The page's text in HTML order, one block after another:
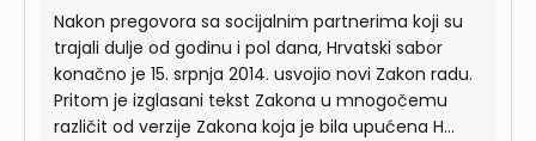
Nakon pregovora sa socijalnim partnerima koji su
trajali dulje od godinu i pol dana, Hrvatski sabor
konačno je 15. srpnja 2014. usvojio novi Zakon radu.
Pritom je izglasani tekst Zakona u mnogočemu
različit od verzije Zakona koja je bila upućena H...